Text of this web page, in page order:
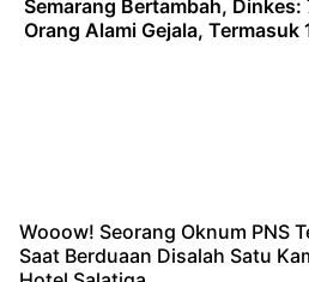
Semarang Bertambah, Dinkes:
Orang Alami Gejala, Termasuk
Wooow! Seorang Oknum PNS
Saat Berduaan Disalah Satu